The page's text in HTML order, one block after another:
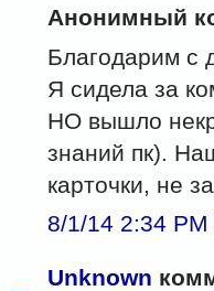
Анонимный
Благодарим с
Я сидела за
НО вышло
знаний пк).
карточки, не
8/1/14 2:34 PM
Unknown